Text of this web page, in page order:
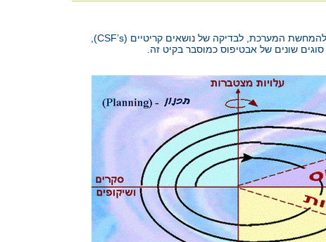
קיט זה דן בנושא אב טיפוס (Prototyping) ובאופן בו מומלץ לשלב טכניקה חשובה זו בתהליך פיתוח המערכת. טכניקה זו שימושית מאד להמחשת המערכת, לבדיקה של נושאים קריטיים (CSF’s),
שונים של אבטיפוס כמוסבר בקיט זה.